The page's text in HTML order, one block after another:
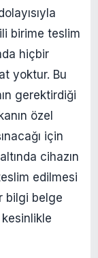
birime teslim
hiçbir
yoktur. Bu
gerektirdiği
özel
için
cihazın
edilmesi
bilgi belge